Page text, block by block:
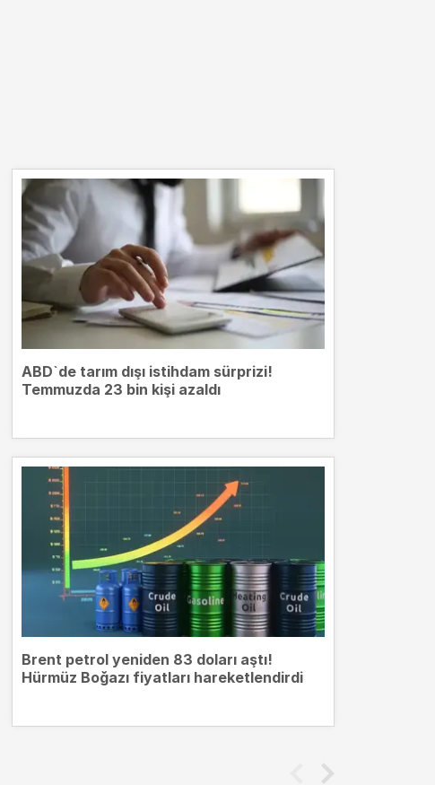
ABD`de tarım dışı istihdam sürprizi!
Temmuzda 23 bin kişi azaldı
Brent petrol yeniden 83 doları aştı!
Hürmüz Boğazı fiyatları hareketlendirdi